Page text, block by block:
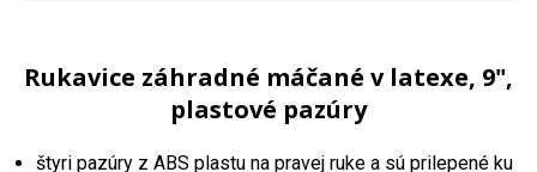
Rukavice záhradné máčané v latexe, 9",
plastové pazúry
štyri pazúry z ABS plastu na pravej ruke a sú prilepené ku